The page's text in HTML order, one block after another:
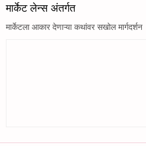
मार्केट लेन्स अंतर्गत
मार्केटला आकार देणाऱ्या कथांवर सखोल मार्गदर्शन